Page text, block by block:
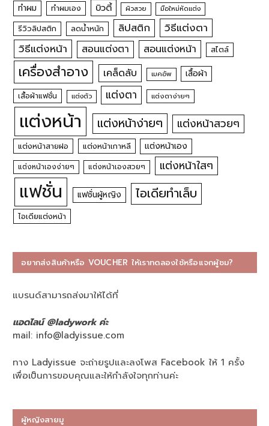
ทำผม ทำผมเอง บิวตี้ ผิวสวย มือใหม่หัดแต่ง
รีวิวลิปสติก ลดน้ำหนัก ลิปสติก
วิธีแต่งตา
วิธีแต่งหน้า
สอนแต่งตา สอนแต่งหน้า สไตล์
เครื่องสำอาง เคล็ดลับ เมคอัพ เสื้อผ้า
เสื้อผ้าแฟชั่น แต่งตัว แต่งตา แต่งตาง่ายๆ
แต่งหน้า แต่งหน้าง่ายๆ แต่งหน้าสวยๆ
แต่งหน้าสายฝอ แต่งหน้าเกาหลี แต่งหน้าเอง
แต่งหน้าเองง่ายๆ แต่งหน้าเองสวยๆ แต่งหน้าใสๆ
แฟชั่น แฟชั่นผู้หญิง ไอเดียทำเล็บ
ไอเดียแต่งหน้า
อยากส่งสินค้าหรือ VOUCHER ให้เราทดลองใช้หรือแจกผู้ชม?
แบรนด์สามารถส่งมาให้ได้ที่
แอดไลน์ @ladywork ค่ะ
mail: info@ladyissue.com
ทาง Ladyissue จะถ่ายรูปและลงโพส Facebook ให้ 1 ครั้ง
เพื่อเป็นการขอบคุณและให้กำลังใจทุกท่านค่ะ
ผู้หญิงสายมู